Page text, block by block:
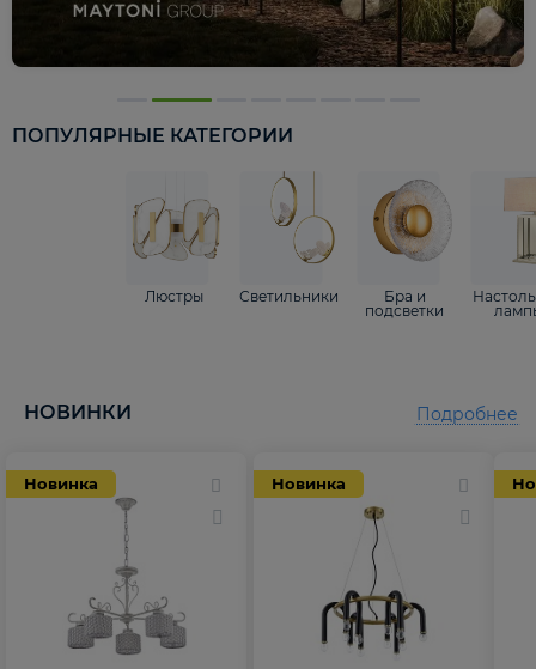
ПОПУЛЯРНЫЕ КАТЕГОРИИ
Люстры Светильники
Бра и
подсветки
НОВИНКИ
Новинка Новинка
Подробнее